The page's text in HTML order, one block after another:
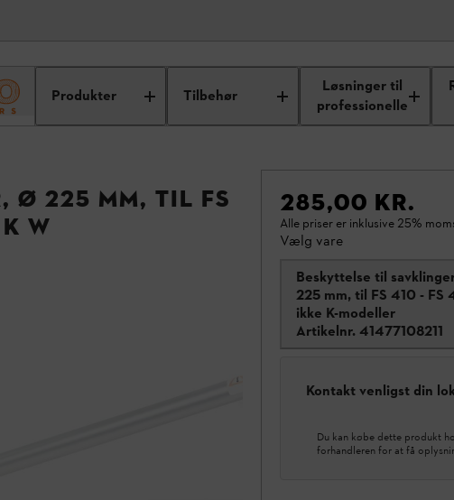
Produkter Tilbehør
Løsninger til
professionelle
225 mm, til FS
W
285,00 KR.
Alle priser er inklusive 25%
Vælg vare
Beskyttelse til
225 mm, til FS 410 - FS
ikke K-modeller
Artikelnr. 41477108211
Kontakt venligst din
Du kan købe dette produkt
forhandleren for at få